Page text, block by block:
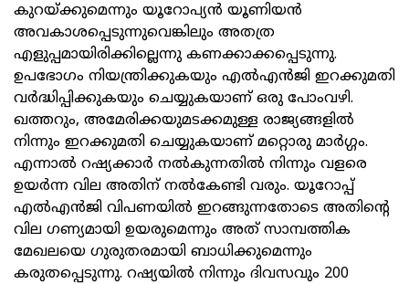
കുറയ്ക്കുമെന്നും യൂറോപ്യന്‍ യൂണിയന്‍
അവകാശപ്പെടുന്നുവെങ്കിലും അതത്ര
എളുപ്പമായിരിക്കില്ലെന്നു കണക്കാക്കപ്പെടുന്നു.
ഉപഭോഗം നിയന്ത്രിക്കുകയും എല്‍എന്‍ജി ഇറക്കുമതി
വര്‍ദ്ധിപ്പിക്കുകയും ചെയ്യുകയാണ് ഒരു പോംവഴി.
ഖത്തറും, അമേരിക്കയുമടക്കമുള്ള രാജ്യങ്ങളില്‍
നിന്നും ഇറക്കുമതി ചെയ്യുകയാണ് മറ്റൊരു മാര്‍ഗ്ഗം.
എന്നാല്‍ റഷ്യക്കാര്‍ നല്‍കുന്നതില്‍ നിന്നും വളരെ
ഉയര്‍ന്ന വില അതിന് നല്‍കേണ്ടി വരും. യൂറോപ്പ്
എല്‍എന്‍ജി വിപണയില്‍ ഇറങ്ങുന്നതോടെ അതിന്റെ
വില ഗണ്യമായി ഉയരുമെന്നും അത് സാമ്പത്തിക
മേഖലയെ ഗുരുതരമായി ബാധിക്കുമെന്നും
കരുതപ്പെടുന്നു. റഷ്യയില്‍ നിന്നും ദിവസവും 200